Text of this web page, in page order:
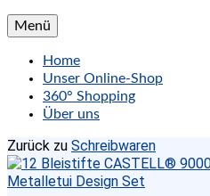
Menü
Home
Unser Online-Shop
360° Shopping
Über uns
Zurück zu Schreibwaren